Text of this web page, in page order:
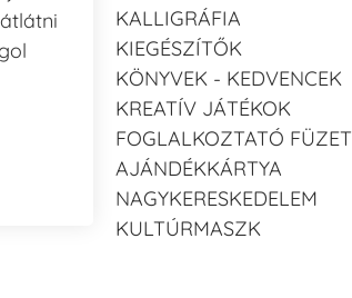
KALLIGRÁFIA
KIEGÉSZÍTŐK
KÖNYVEK - KEDVENCEK
KREATÍV JÁTÉKOK
FOGLALKOZTATÓ FÜZET
AJÁNDÉKKÁRTYA
NAGYKERESKEDELEM
KULTÚRMASZK